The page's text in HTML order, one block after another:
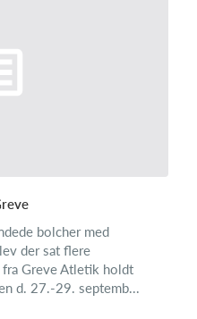
bolcher med
der sat flere
fra Greve Atletik holdt
d. 27.-29. septemb...